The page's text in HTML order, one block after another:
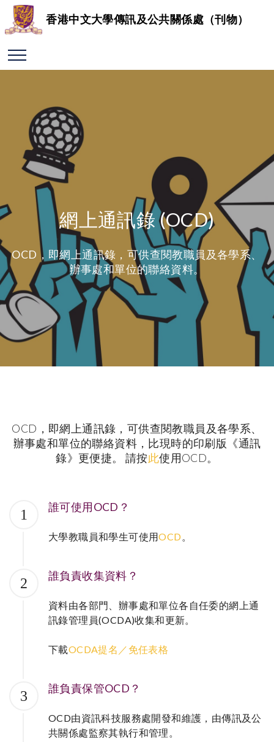
香港中文大學傳訊及公共關係處（刊物）
網上通訊錄 (OCD)
OCD，即網上通訊錄，可供查閱教職員及各學系、
辦事處和單位的聯絡資料。
OCD，即網上通訊錄，可供查閱教職員及各學系、
辦事處和單位的聯絡資料，比現時的印刷版《通訊
錄》更便捷。 請按此使用OCD。
1 誰可使用OCD？
大學教職員和學生可使用OCD。
2 誰負責收集資料？
資料由各部門、辦事處和單位各自任委的網上通
訊錄管理員(OCDA)收集和更新。
下載OCDA提名／免任表格
3 誰負責保管OCD？
OCD由資訊科技服務處開發和維護，由傳訊及公
共關係處監察其執行和管理。